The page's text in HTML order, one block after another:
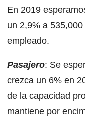
En 2019
un 2,9% a
empleado.
Pasajero: Se
crezca un 6% en
de la capacidad
mantiene por